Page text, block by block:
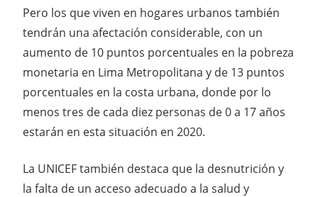
Pero los que viven en hogares urbanos también
tendrán una afectación considerable, con un
aumento de 10 puntos porcentuales en la pobreza
monetaria en Lima Metropolitana y de 13 puntos
porcentuales en la costa urbana, donde por lo
menos tres de cada diez personas de 0 a 17 años
estarán en esta situación en 2020.
La UNICEF también destaca que la desnutrición y
la falta de un acceso adecuado a la salud y